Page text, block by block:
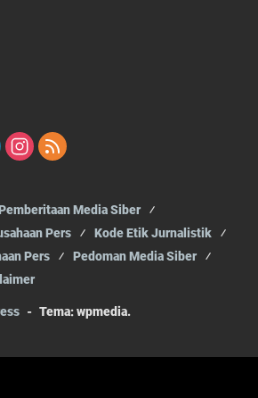
Media Siber
Pers
Kode Etik Jurnalistik
Pers
Pedoman Media Siber
- Tema: wpmedia.